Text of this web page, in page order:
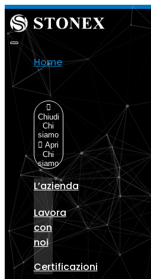
Vai
al
contenuto
Home
Chi
siamo
Chiudi
Chi
siamo
Apri
Chi
siamo
L’azienda
Lavora
con
noi
Certificazioni